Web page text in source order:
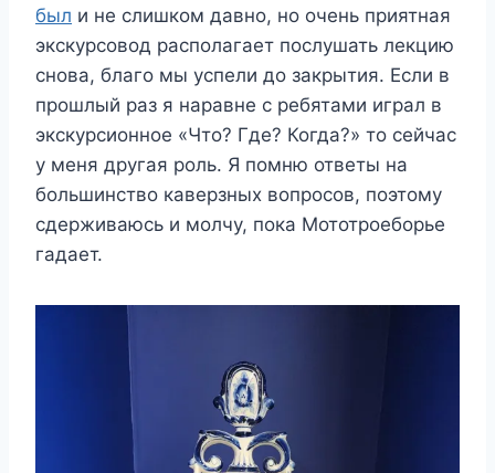
был и не слишком давно, но очень приятная
экскурсовод располагает послушать лекцию
снова, благо мы успели до закрытия. Если в
прошлый раз я наравне с ребятами играл в
экскурсионное «Что? Где? Когда?» то сейчас
у меня другая роль. Я помню ответы на
большинство каверзных вопросов, поэтому
сдерживаюсь и молчу, пока Мототроеборье
гадает.